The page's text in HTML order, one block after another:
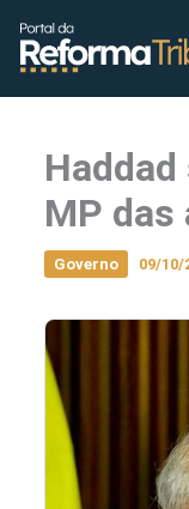
conteúdo
MP das
Governo 09/10/